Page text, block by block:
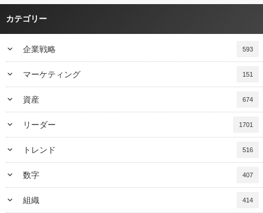
カテゴリー
keyboard_arrow_down 企業戦略 593
keyboard_arrow_down マーケティング 151
keyboard_arrow_down 資産 674
keyboard_arrow_down リーダー 1701
keyboard_arrow_down トレンド 516
keyboard_arrow_down 数字 407
keyboard_arrow_down 組織 414